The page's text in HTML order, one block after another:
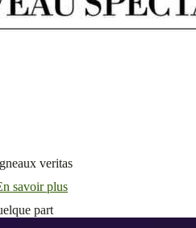
veritas
savoir plus
part